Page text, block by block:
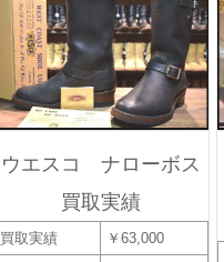
ウエスコ ナローボス
買取実績
買取実績
￥63,000